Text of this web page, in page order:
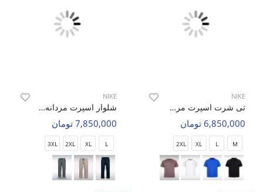
NIKE
تی شرت اسپرت مردانه نایک Nike Iron Soul M
6,850,000 تومان
M
L
XL
2XL
NIKE
شلوار اسپرت مردانه نایک Nike Urban Ease M
7,850,000 تومان
L
XL
2XL
3XL